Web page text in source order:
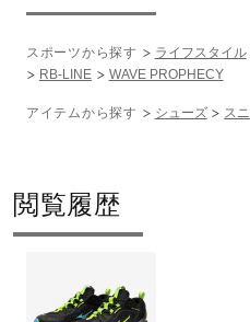
スポーツから探す ライフスタイル
RB-LINE
WAVE PROPHECY
アイテムから探す シューズ ス
閲覧履歴